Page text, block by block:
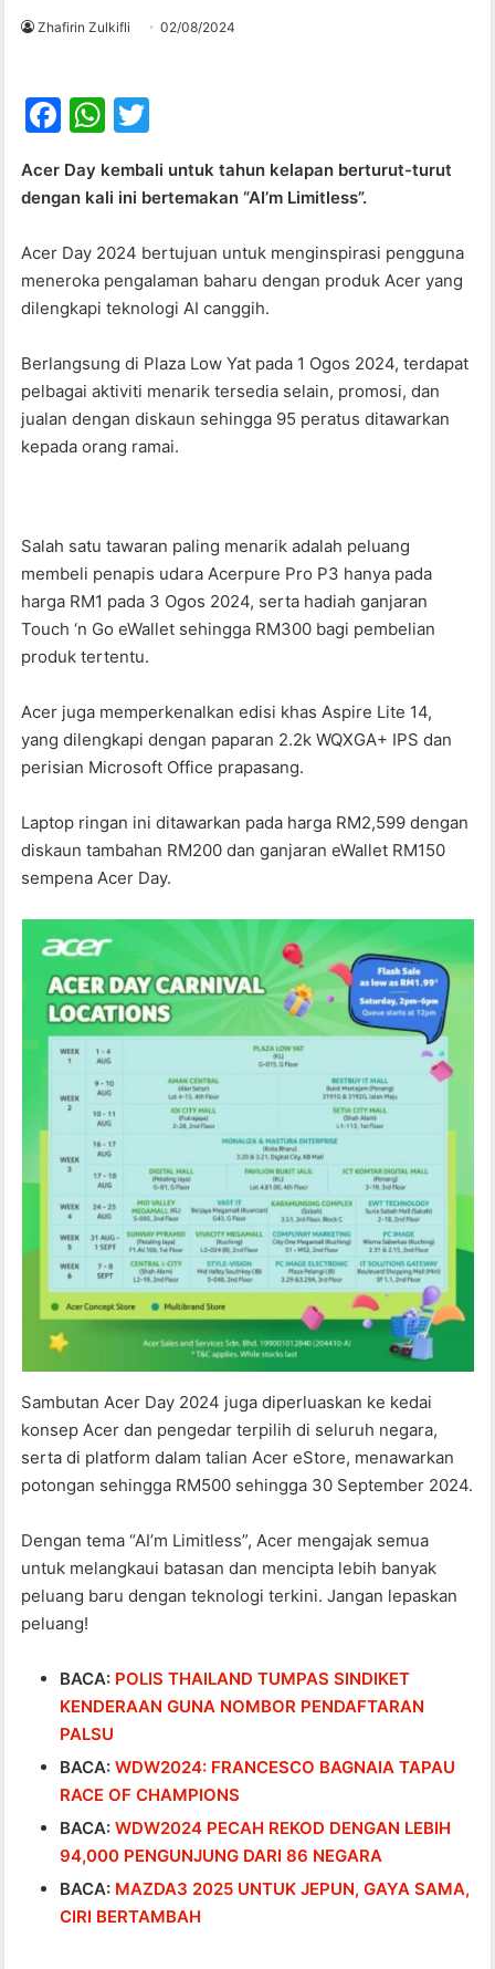
Zhafirin Zulkifli 02/08/2024
F
c
b
o
o
k
W
at
A
p
p
itt
Acer Day kembali untuk tahun kelapan berturut-turut
dengan kali ini bertemakan “AI’m Limitless”.
Acer Day 2024 bertujuan untuk menginspirasi pengguna
meneroka pengalaman baharu dengan produk Acer yang
dilengkapi teknologi AI canggih.
Berlangsung di Plaza Low Yat pada 1 Ogos 2024, terdapat
pelbagai aktiviti menarik tersedia selain, promosi, dan
jualan dengan diskaun sehingga 95 peratus ditawarkan
kepada orang ramai.
Salah satu tawaran paling menarik adalah peluang
membeli penapis udara Acerpure Pro P3 hanya pada
harga RM1 pada 3 Ogos 2024, serta hadiah ganjaran
Touch ‘n Go eWallet sehingga RM300 bagi pembelian
produk tertentu.
Acer juga memperkenalkan edisi khas Aspire Lite 14,
yang dilengkapi dengan paparan 2.2k WQXGA+ IPS dan
perisian Microsoft Office prapasang.
Laptop ringan ini ditawarkan pada harga RM2,599 dengan
diskaun tambahan RM200 dan ganjaran eWallet RM150
sempena Acer Day.
Sambutan Acer Day 2024 juga diperluaskan ke kedai
konsep Acer dan pengedar terpilih di seluruh negara,
serta di platform dalam talian Acer eStore, menawarkan
potongan sehingga RM500 sehingga 30 September 2024.
Dengan tema “AI’m Limitless”, Acer mengajak semua
untuk melangkaui batasan dan mencipta lebih banyak
peluang baru dengan teknologi terkini. Jangan lepaskan
peluang!
BACA: POLIS THAILAND TUMPAS SINDIKET
KENDERAAN GUNA NOMBOR PENDAFTARAN
PALSU
BACA:WDW2024: FRANCESCO BAGNAIA TAPAU
RACE OF CHAMPIONS
BACA:WDW2024 PECAH REKOD DENGAN LEBIH
94,000 PENGUNJUNG DARI 86 NEGARA
BACA: MAZDA3 2025 UNTUK JEPUN, GAYA SAMA,
CIRI BERTAMBAH